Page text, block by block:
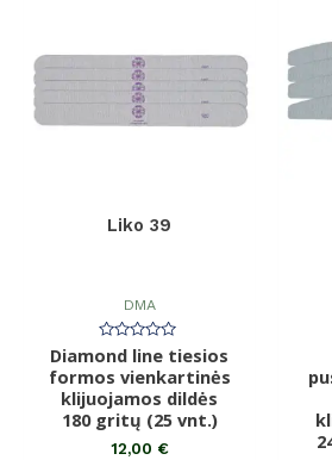
Liko 39
DMA
Įvertinimas:
0
iš
5
Diamond line tiesios
formos vienkartinės
klijuojamos dildės
180 gritų (25 vnt.)
12,00 €